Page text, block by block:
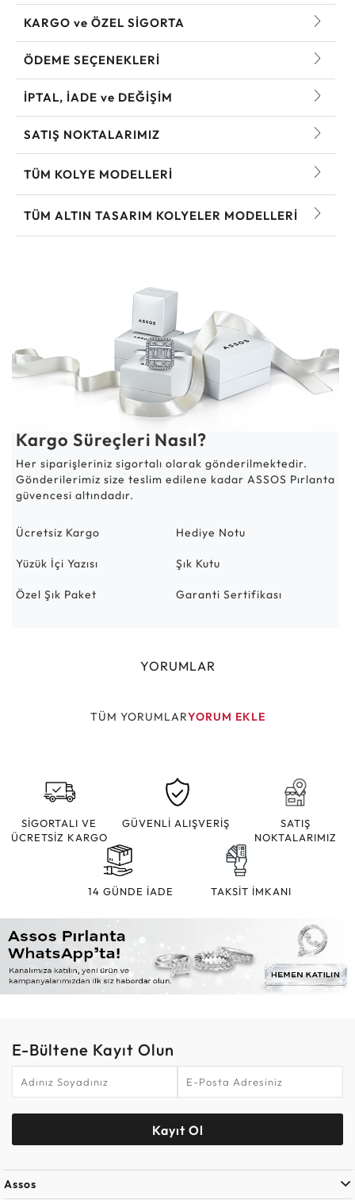
KARGO ve ÖZEL SİGORTA
ÖDEME SEÇENEKLERİ
İPTAL, İADE ve DEĞİŞİM
SATIŞ NOKTALARIMIZ
TÜM KOLYE MODELLERI
TÜM ALTIN TASARIM KOLYELER MODELLERI
Kargo Süreçleri Nasıl?
Her siparişleriniz sigortalı olarak gönderilmektedir.
Gönderilerimiz size teslim edilene kadar ASSOS Pırlanta
güvencesi altındadır.
Ücretsiz Kargo Hediye Notu
Yüzük İçi Yazısı Şık Kutu
Özel Şık Paket Garanti Sertifikası
YORUMLAR
TÜM YORUMLARYORUM EKLE
SİGORTALI VE
ÜCRETSİZ KARGO
GÜVENLİ ALIŞVERİŞ
SATIŞ
NOKTALARIMIZ
14 GÜNDE İADE TAKSİT İMKANI
E-Bültene Kayıt Olun
Kayıt Ol
Assos